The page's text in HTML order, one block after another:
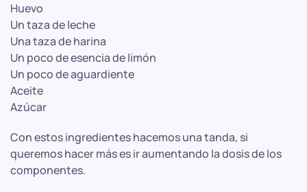
Huevo
Un taza de leche
Una taza de harina
Un poco de esencia de limón
Un poco de aguardiente
Aceite
Azúcar
Con estos ingredientes hacemos una tanda, si
queremos hacer más es ir aumentando la dosis de los
componentes.